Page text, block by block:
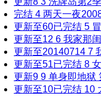
完结 4 两天一夜
更新至60已完结 5
更新至12 6 我家那
更新至20140714 7
更新至51已完结 8
更新9 9 单身即地狱
更新至10已完结 10